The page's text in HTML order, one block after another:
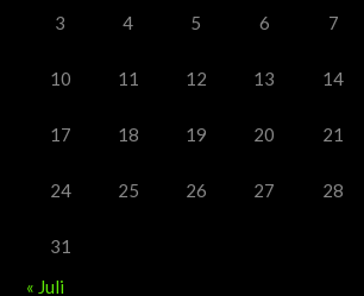
3 4 5 6 7
10 11 12 13 14
17 18 19 20 21
24 25 26 27 28
31
« Juli